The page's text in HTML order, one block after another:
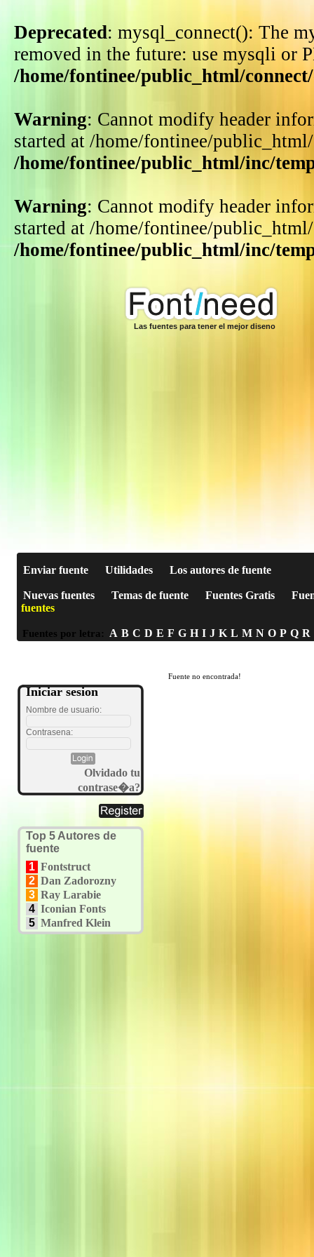
Deprecated: mysql_connect(): The
removed in the future: use mysqli or
/home/fontinee/public_html/
Warning: Cannot modify header
started at /home/fontinee/
/home/fontinee/public_html/inc/
Warning: Cannot modify header
started at /home/fontinee/
/home/fontinee/public_html/inc/
Las fuentes para tener el mejor diseno
Enviar fuente Utilidades Los autores de fuente
Nuevas fuentes Temas de fuente Fuentes Gratis
fuentes
Fuentes por letra: A B C D E F G H I J K L M N O P Q R
Iniciar sesion
Nombre de usuario:
Contrasena:
Olvidado tu
contrase�a?
Top 5 Autores de
fuente
1 Fontstruct
2 Dan Zadorozny
3 Ray Larabie
4 Iconian Fonts
5 Manfred Klein
Fuente no encontrada!